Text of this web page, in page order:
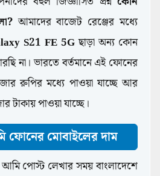
আমাদের বাজেট রেঞ্জের মধ্যে
S21 FE 5Gছাড়া অন্য কোন
না। ভারতে বর্তমানে এই ফোনের
রুপির মধ্যে পাওয়া যাচ্ছে আর
টাকায় পাওয়া যাচ্ছে।
ফোনের মোবাইলের দাম
পোস্ট লেখার সময় বাংলাদেশে